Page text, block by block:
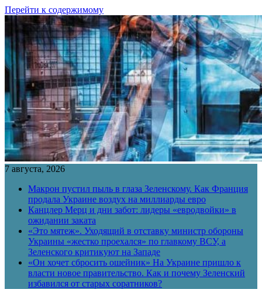
Перейти к содержимому
7 августа, 2026
Макрон пустил пыль в глаза Зеленскому. Как Франция
продала Украине воздух на миллиарды евро
Канцлер Мерц и дни забот: лидеры «евродвойки» в
ожидании заката
«Это мятеж». Уходящий в отставку министр обороны
Украины «жестко проехался» по главкому ВСУ, а
Зеленского критикуют на Западе
«Он хочет сбросить ошейник» На Украине пришло к
власти новое правительство. Как и почему Зеленский
избавился от старых соратников?